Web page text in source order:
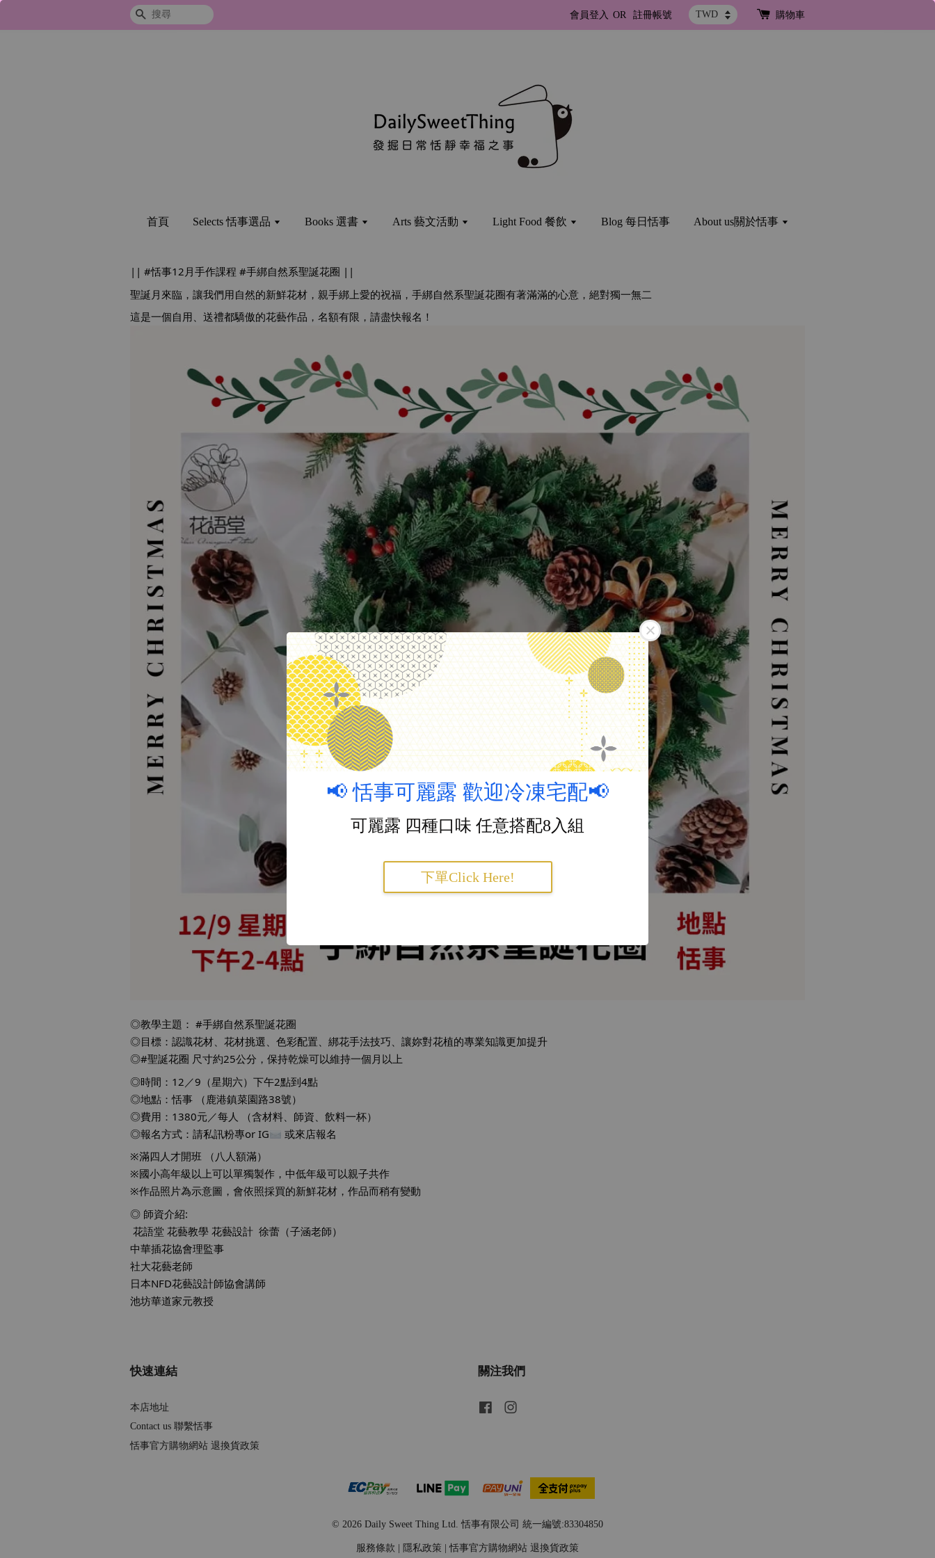
📢 恬事可麗露 歡迎冷凍宅配📢
可麗露 四種口味 任意搭配8入組
下單Click Here!
搜尋 會員登入 OR 註冊帳號 購物車
首頁 Selects 恬事選品 Books 選書 Arts 藝文活動 Light Food 餐飲 Blog 每日恬事 About us關於恬事
|| #恬事12月手作課程 #手綁自然系聖誕花圈 ||
聖誕月來臨，讓我們用自然的新鮮花材，親手綁上愛的祝福，手綁自然系聖誕花圈有著滿滿的心意，絕對獨一無二
這是一個自用、送禮都驕傲的花藝作品，名額有限，請盡快報名！
◎教學主題： #手綁自然系聖誕花圈
◎目標：認識花材、花材挑選、色彩配置、綁花手法技巧、讓妳對花植的專業知識更加提升
◎#聖誕花圈 尺寸約25公分，保持乾燥可以維持一個月以上
◎時間：12／9（星期六）下午2點到4點
◎地點：恬事 （鹿港鎮菜園路38號）
◎費用：1380元／每人 （含材料、師資、飲料一杯）
◎報名方式：請私訊粉專or IG
或來店報名
※滿四人才開班 （八人額滿）
※國小高年級以上可以單獨製作，中低年級可以親子共作
※作品照片為示意圖，會依照採買的新鮮花材，作品而稍有變動
◎ 師資介紹:
花語堂 花藝教學 花藝設計 徐蕾（子涵老師）
中華插花協會理監事
社大花藝老師
日本NFD花藝設計師協會講師
池坊華道家元教授
快速連結
本店地址
Contact us 聯繫恬事
恬事官方購物網站 退換貨政策
關注我們
Facebook
© 2026 Daily Sweet Thing Ltd. 恬事有限公司 統一編號:83304850
服務條款 | 隱私政策 |恬事官方購物網站 退換貨政策